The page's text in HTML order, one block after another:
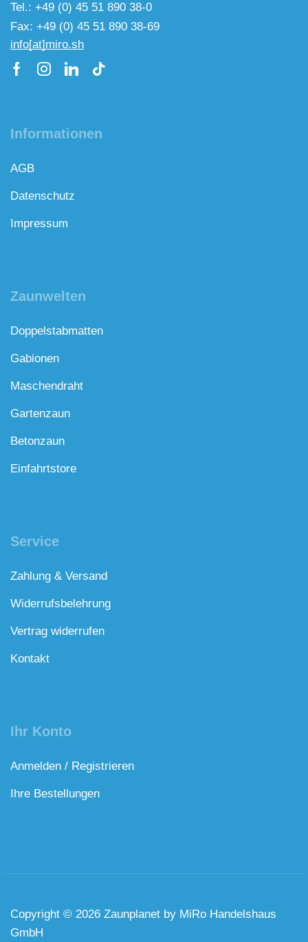
Tel.: +49 (0) 45 51 890 38-0
Fax: +49 (0) 45 51 890 38-69
info[at]miro.sh
Informationen
AGB
Datenschutz
Impressum
Zaunwelten
Doppelstabmatten
Gabionen
Maschendraht
Gartenzaun
Betonzaun
Einfahrtstore
Service
Zahlung & Versand
Widerrufsbelehrung
Vertrag widerrufen
Kontakt
Ihr Konto
Anmelden / Registrieren
Ihre Bestellungen
Copyright © 2026 Zaunplanet by MiRo Handelshaus
GmbH